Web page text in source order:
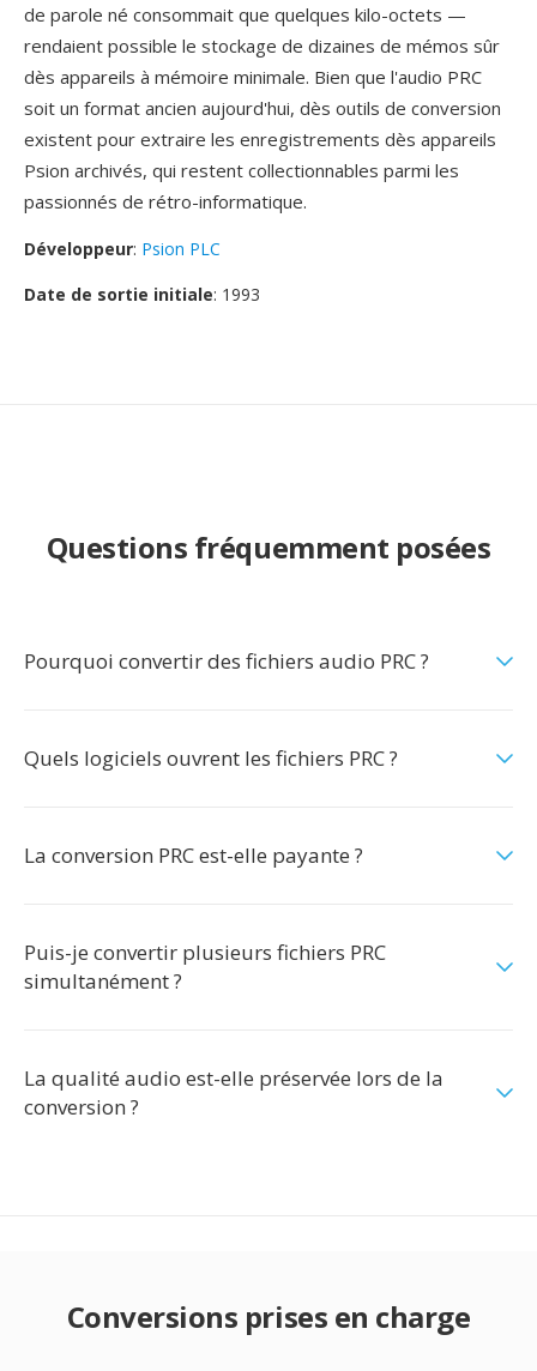
de parole né consommait que quelques kilo-octets —
rendaient possible le stockage de dizaines de mémos sûr
dès appareils à mémoire minimale. Bien que l'audio PRC
soit un format ancien aujourd'hui, dès outils de conversion
existent pour extraire les enregistrements dès appareils
Psion archivés, qui restent collectionnables parmi les
passionnés de rétro-informatique.
Développeur: Psion PLC
Date de sortie initiale: 1993
Questions fréquemment posées
Pourquoi convertir des fichiers audio PRC ?
Quels logiciels ouvrent les fichiers PRC ?
La conversion PRC est-elle payante ?
Puis-je convertir plusieurs fichiers PRC
simultanément ?
La qualité audio est-elle préservée lors de la
conversion ?
Conversions prises en charge